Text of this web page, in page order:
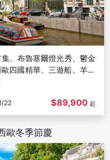
、布魯塞爾燈光秀、鬱金
四國精華、三遊船、羊角
11/11, 11/16, 11/22 $89,900 起
歐冬季節慶